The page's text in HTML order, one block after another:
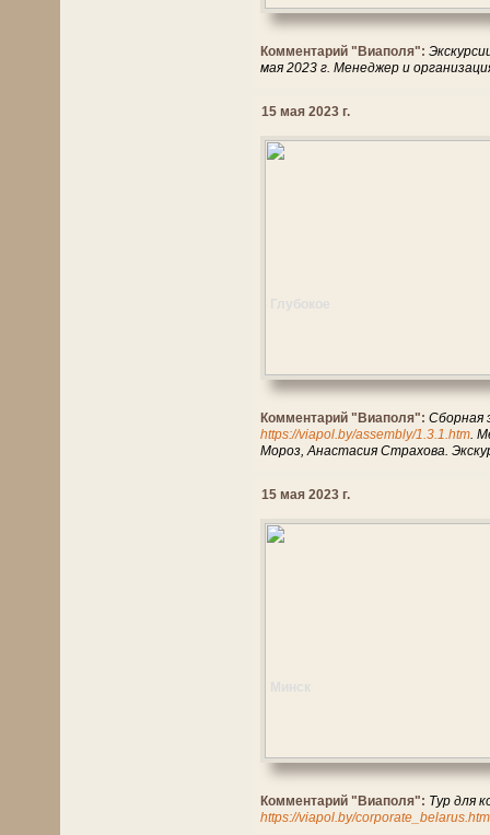
Комментарий "Виаполя":
мая 2023 г. Менеджер и
15 мая 2023 г.
Комментарий "Виаполя": Сборная
https://viapol.by/assembly/1.3.1.htm.
Мороз, Анастасия Страхова.
15 мая 2023 г.
Комментарий "Виаполя": Тур для
https://viapol.by/corporate_belarus.htm